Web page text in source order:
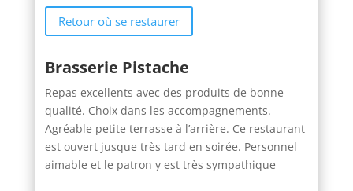
Retour où se restaurer
Brasserie Pistache
Repas excellents avec des produits de bonne
qualité. Choix dans les accompagnements.
Agréable petite terrasse à l’arrière. Ce restaurant
est ouvert jusque très tard en soirée. Personnel
aimable et le patron y est très sympathique